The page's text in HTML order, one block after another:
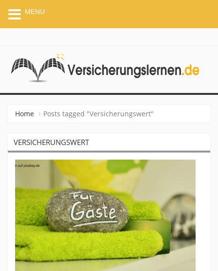
Home Posts tagged "Versicherungswert"
VERSICHERUNGSWERT
MENU